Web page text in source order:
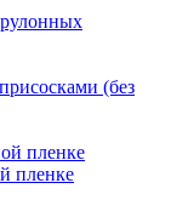
(без
пленке
пленке